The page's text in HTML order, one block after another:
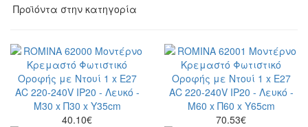
Προϊόντα στην κατηγορία
40.10€ 70.53€